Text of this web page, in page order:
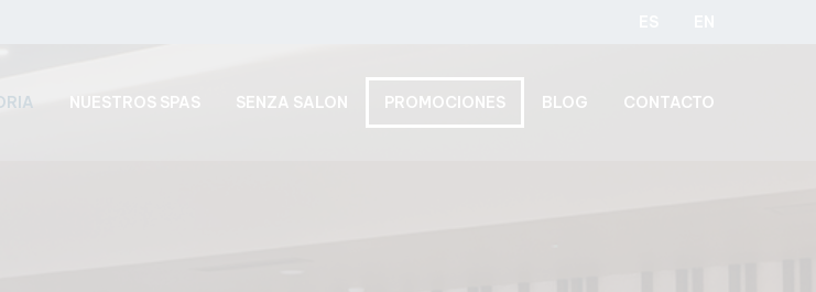
NUESTROS SPAS SENZA SALON PROMOCIONES BLOG CONTACTO